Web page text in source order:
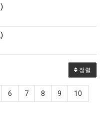
정렬
6 7 8 9 10